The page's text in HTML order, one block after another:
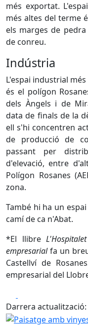
més exportat.
més altes del terme
els marges de
de conreu.
Indústria
L'espai industrial
és el polígon
dels Àngels i de
data de finals de la
ell s'hi concentren
de producció de
passant per
d'elevació, entre
Polígon Rosanes
zona.
També hi ha un
camí de ca n'Abat.
*El llibre
empresarialfa un
Castellví de
empresarial del
Darrera
Paisatge amb vinyes